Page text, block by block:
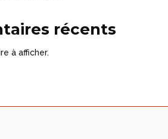
récents
à afficher.